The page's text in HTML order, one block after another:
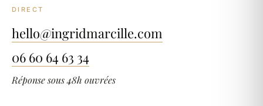
DIRECT
hello@ingridmarcille.com
06 60 64 63 34
Réponse sous 48h ouvrées